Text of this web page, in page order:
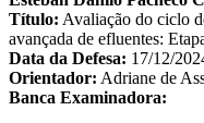
Título: Avaliação do ciclo
avançada de efluentes:
Data da Defesa: 17/12/
Orientador: Adriane de
Banca Examinadora: